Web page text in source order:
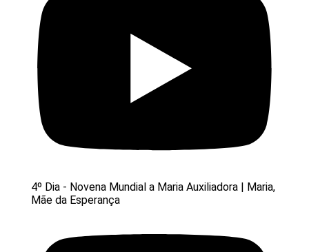
4º Dia - Novena Mundial a Maria Auxiliadora | Maria,
Mãe da Esperança